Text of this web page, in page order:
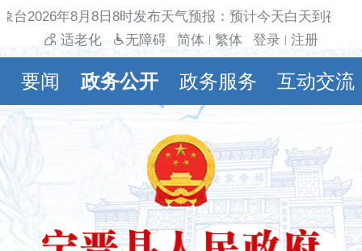
台2026年8月8日8时发布天气预报：预计今天白天到夜
适老化
无障碍 简体 繁体 登录 注册
要闻 政务公开 政务服务 互动交流